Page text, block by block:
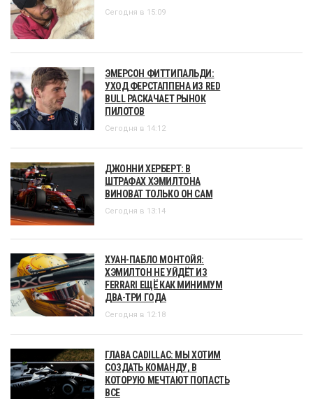
Сегодня в 15:09
ЭМЕРСОН ФИТТИПАЛЬДИ:
УХОД ФЕРСТАППЕНА ИЗ RED
BULL РАСКАЧАЕТ РЫНОК
ПИЛОТОВ
Сегодня в 14:12
ДЖОННИ ХЕРБЕРТ: В
ШТРАФАХ ХЭМИЛТОНА
ВИНОВАТ ТОЛЬКО ОН САМ
Сегодня в 13:14
ХУАН-ПАБЛО МОНТОЙЯ:
ХЭМИЛТОН НЕ УЙДЁТ ИЗ
FERRARI ЕЩЁ КАК МИНИМУМ
ДВА-ТРИ ГОДА
Сегодня в 12:18
ГЛАВА CADILLAC: МЫ ХОТИМ
СОЗДАТЬ КОМАНДУ, В
КОТОРУЮ МЕЧТАЮТ ПОПАСТЬ
ВСЕ